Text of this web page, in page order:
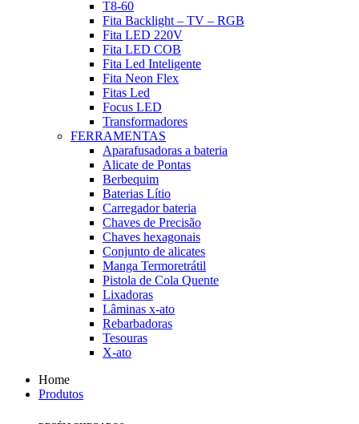
T8-60
Fita Backlight – TV – RGB
Fita LED 220V
Fita LED COB
Fita Led Inteligente
Fita Neon Flex
Fitas Led
Focus LED
Transformadores
FERRAMENTAS
Aparafusadoras a bateria
Alicate de Pontas
Berbequim
Baterias Lítio
Carregador bateria
Chaves de Precisão
Chaves hexagonais
Conjunto de alicates
Manga Termoretrátil
Pistola de Cola Quente
Lixadoras
Lâminas x-ato
Rebarbadoras
Tesouras
X-ato
Home
Produtos